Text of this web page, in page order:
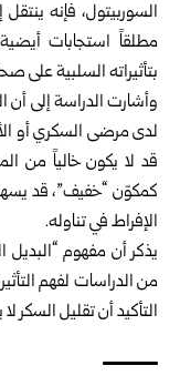
السوربيتول، فإنه
مطلقاً استجابات
بتأثيراته السلبية على
وأشارت الدراسة إلى أن
لدى مرضى السكري أو
قد لا يكون خالياً من
كمكوّن “خفيف”، قد
الإفراط في تناوله.
يذكر أن مفهوم “البديل
من الدراسات لفهم
التأكيد أن تقليل السكر